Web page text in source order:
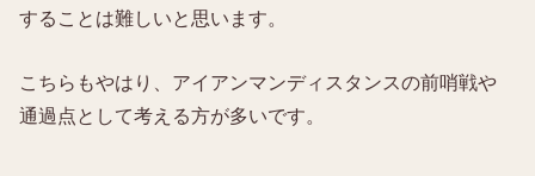
することは難しいと思います。
こちらもやはり、アイアンマンディスタンスの前哨戦や
通過点として考える方が多いです。